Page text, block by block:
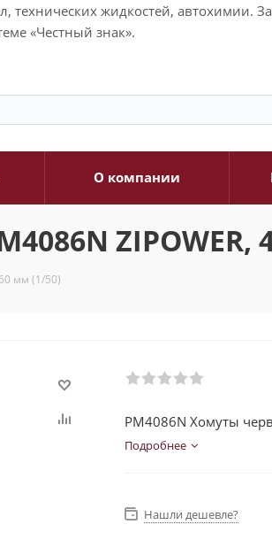
технических жидкостей, автохимии.
«Честный знак».
О компании
ZIPOWER,
мм (1/50)
PM4086N Хомуты
Подробнее
Нашли дешевле?